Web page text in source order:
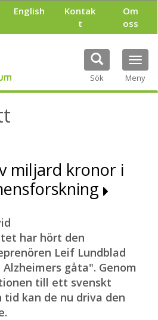
English
Kontak
t
Om
oss
Sök Meny
miljard kronor i
har hört den
Leif Lundblad
gåta". Genom
till ett svenskt
kan de nu driva den